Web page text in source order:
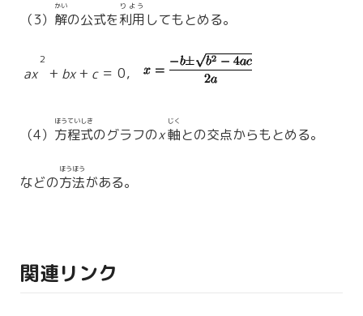
（3） 解
かい
の公式を利用
りよう
してもとめる。
ax
2
+ bx+ c＝ 0，
（4） 方程式
ほうていしき
のグラフのx軸
じく
との交点からもとめる。
などの方法
ほうほう
がある。
関連リンク